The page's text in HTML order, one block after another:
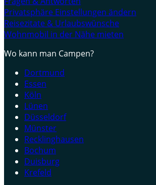
Privatsphäre Einstellungen ändern
Reisezitate & Urlaubswünsche
Wohnmobil in der Nähe mieten
Wo kann man Campen?
Dortmund
Essen
Köln
Lünen
Düsseldorf
Münster
Recklinghausen
Bochum
Duisburg
Krefeld